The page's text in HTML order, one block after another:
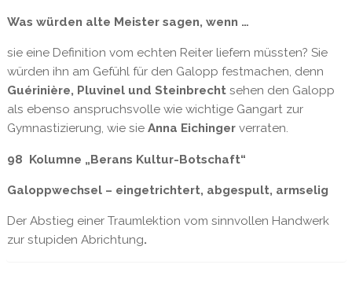
Was würden alte Meister sagen, wenn …
sie eine Definition vom echten Reiter liefern müssten? Sie
würden ihn am Gefühl für den Galopp festmachen, denn
Guérinière, Pluvinel und Steinbrechtsehen den Galopp
als ebenso anspruchsvolle wie wichtige Gangart zur
Gymnastizierung, wie sie Anna Eichingerverraten.
98 Kolumne „Berans Kultur-Botschaft“
Galoppwechsel – eingetrichtert, abgespult, armselig
Der Abstieg einer Traumlektion vom sinnvollen Handwerk
zur stupiden Abrichtung.